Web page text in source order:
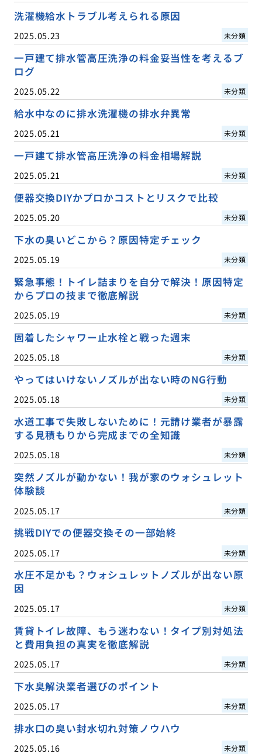
洗濯機給水トラブル考えられる原因
2025.05.23 未分類
一戸建て排水管高圧洗浄の料金妥当性を考えるブ
ログ
2025.05.22 未分類
給水中なのに排水洗濯機の排水弁異常
2025.05.21 未分類
一戸建て排水管高圧洗浄の料金相場解説
2025.05.21 未分類
便器交換DIYかプロかコストとリスクで比較
2025.05.20 未分類
下水の臭いどこから？原因特定チェック
2025.05.19 未分類
緊急事態！トイレ詰まりを自分で解決！原因特定
からプロの技まで徹底解説
2025.05.19 未分類
固着したシャワー止水栓と戦った週末
2025.05.18 未分類
やってはいけないノズルが出ない時のNG行動
2025.05.18 未分類
水道工事で失敗しないために！元請け業者が暴露
する見積もりから完成までの全知識
2025.05.18 未分類
突然ノズルが動かない！我が家のウォシュレット
体験談
2025.05.17 未分類
挑戦DIYでの便器交換その一部始終
2025.05.17 未分類
水圧不足かも？ウォシュレットノズルが出ない原
因
2025.05.17 未分類
賃貸トイレ故障、もう迷わない！タイプ別対処法
と費用負担の真実を徹底解説
2025.05.17 未分類
下水臭解決業者選びのポイント
2025.05.17 未分類
排水口の臭い封水切れ対策ノウハウ
2025.05.16 未分類